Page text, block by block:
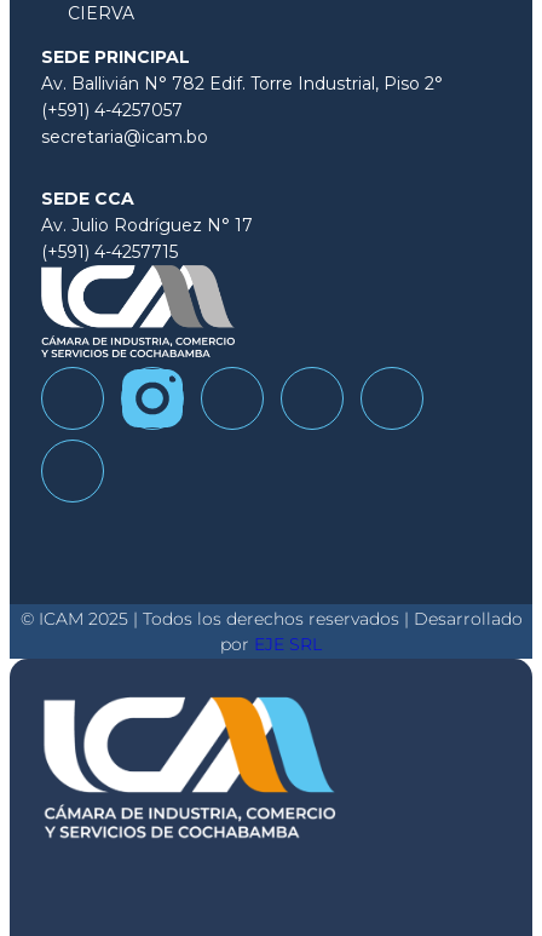
CIERVA
SEDE PRINCIPAL
Av. Ballivián N° 782 Edif. Torre Industrial, Piso 2°
(+591) 4-4257057
secretaria@icam.bo
SEDE CCA
Av. Julio Rodríguez N° 17
(+591) 4-4257715
© ICAM 2025 | Todos los derechos reservados | Desarrollado
por EJE SRL